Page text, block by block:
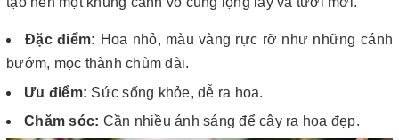
Đặc điểm: Hoa nhỏ, màu vàng rực rỡ như những cánh
bướm, mọc thành chùm dài.
Ưu điểm: Sức sống khỏe, dễ ra hoa.
Chăm sóc: Cần nhiều ánh sáng để cây ra hoa đẹp.